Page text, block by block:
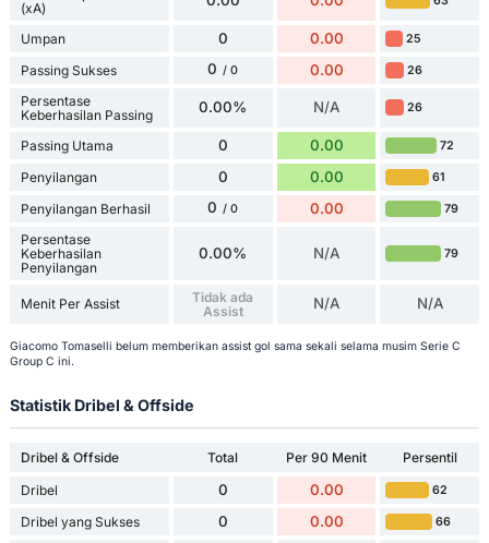
(xA)
Umpan 0 0.00 25
Passing Sukses 0 / 0 0.00 26
Persentase
Keberhasilan Passing
0.00% N/A 26
Passing Utama 0 0.00 72
Penyilangan 0 0.00 61
Penyilangan Berhasil 0 / 0 0.00 79
Persentase
Keberhasilan
Penyilangan
0.00% N/A 79
Menit Per Assist
Tidak ada
Assist
N/A N/A
Giacomo Tomaselli belum memberikan assist gol sama sekali selama musim Serie C
Group C ini.
Statistik Dribel & Offside
Dribel & Offside Total Per 90 Menit
Persentil
Dribel
0 0.00 62
Dribel yang Sukses 0 0.00 66